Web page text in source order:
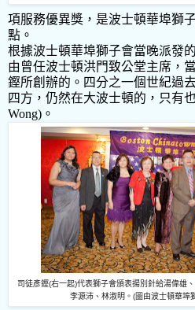
項服務優異獎，是波士頓華埠獅
點。
根據波士頓華埠獅子會當晚派發
由曾任波士頓洪門致公堂主席，
鏗所創辦的。四分之一個世紀過
四方，仍然在大波士頓的，只有
Wong) 。
司徒彥鏗(右一起)代表獅子會頒表揚別針給湯偉雄
李源沛、林淑明。 (圖由波士頓華埠